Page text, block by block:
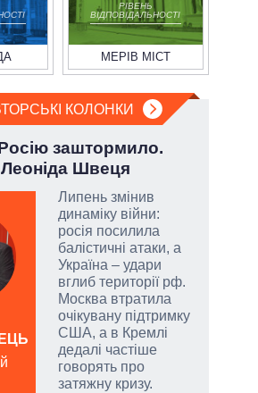
РІВЕНЬ
ВІДПОВІДАЛЬНОСТІ
МЕРІВ МІСТ
КОЛОНКИ
заштормило.
Швеця
Липень змінив
динаміку війни:
росія посилила
балістичні атаки, а
Україна – удари
вглиб території рф.
Москва втратила
очікувану підтримку
США, а в Кремлі
дедалі частіше
говорять про
затяжну кризу.